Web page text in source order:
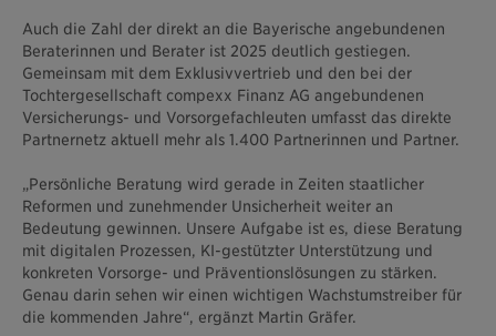
Auch die Zahl der direkt an die Bayerische angebundenen
Beraterinnen und Berater ist 2025 deutlich gestiegen.
Gemeinsam mit dem Exklusivvertrieb und den bei der
Tochtergesellschaft compexx Finanz AG angebundenen
Versicherungs- und Vorsorgefachleuten umfasst das direkte
Partnernetz aktuell mehr als 1.400 Partnerinnen und Partner.
„Persönliche Beratung wird gerade in Zeiten staatlicher
Reformen und zunehmender Unsicherheit weiter an
Bedeutung gewinnen. Unsere Aufgabe ist es, diese Beratung
mit digitalen Prozessen, KI-gestützter Unterstützung und
konkreten Vorsorge- und Präventionslösungen zu stärken.
Genau darin sehen wir einen wichtigen Wachstumstreiber für
die kommenden Jahre“, ergänzt Martin Gräfer.